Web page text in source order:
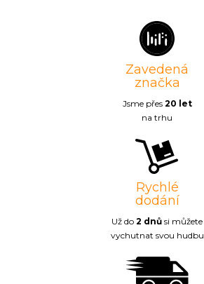
Zavedená
značka
Jsme přes 20 let
na trhu
Rychlé
dodání
Už do 2 dnů si můžete
vychutnat svou hudbu